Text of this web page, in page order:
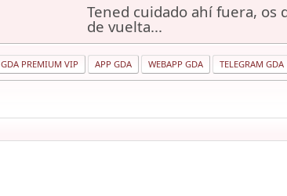
Tened cuidado ahí fuera, os
de vuelta...
GDA PREMIUM VIP APP GDA WEBAPP GDA TELEGRAM GDA